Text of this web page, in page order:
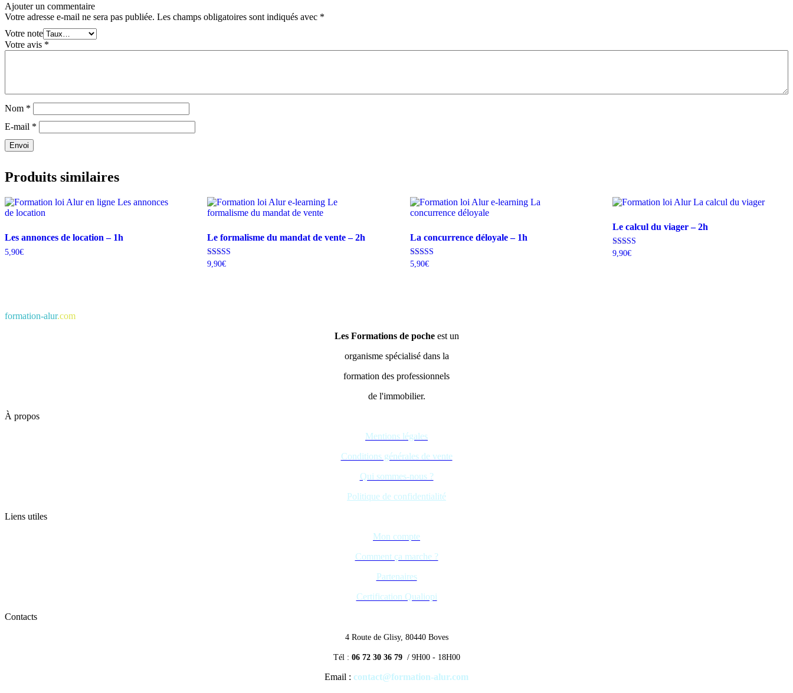
Ajouter un commentaire
Votre adresse e-mail ne sera pas publiée. Les champs obligatoires sont indiqués avec *
Votre note
Votre avis *
Nom *
E-mail *
Envoi
Produits similaires
Les annonces de location – 1h
5,90€
Le formalisme du mandat de vente – 2h
Note
9,90€
La concurrence déloyale – 1h
Note
5,90€
Le calcul du viager – 2h
Note
9,90€
formation-alur.com
Les Formations de pocheest un
organisme spécialisé dans la
formation des professionnels
de l'immobilier.
À propos
Mentions légales
Conditions générales de vente
Qui sommes-nous ?
Politique de confidentialité
Liens utiles
Mon compte
Comment ça marche ?
Partenaires
Certification Qualiopi
Contacts
4 Route de Glisy, 80440 Boves
Tél : 06 72 30 36 79 / 9H00 - 18H00
Email : contact@formation-alur.com